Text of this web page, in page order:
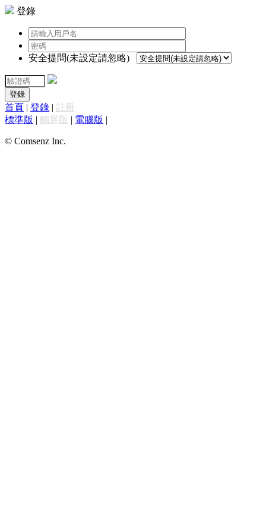
登錄
安全提問(未設定請忽略)
登錄
首頁 | 登錄 | 註冊
標準版 | 觸屏版 | 電腦版 |
© Comsenz Inc.